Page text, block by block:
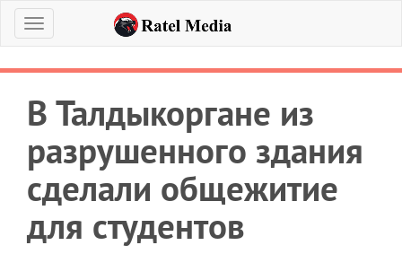
Меню
В Талдыкоргане из
разрушенного здания
сделали общежитие
для студентов